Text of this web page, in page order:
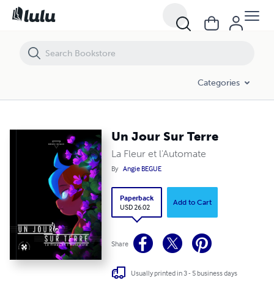
Categories
Un Jour Sur Terre
La Fleur et l'Automate
By Angie BEGUE
Paperback
USD 26.02
Add to Cart
Share
Usually printed in 3 - 5 business days
Un Jour Sur Terre